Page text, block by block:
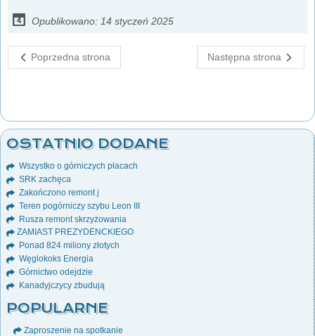
Opublikowano: 14 styczeń 2025
Poprzedna strona Następna strona
OSTATNIO DODANE
Wszystko o górniczych płacach
SRK zachęca
Zakończono remont j
Teren pogórniczy szybu Leon III
Rusza remont skrzyżowania
ZAMIAST PREZYDENCKIEGO
Ponad 824 miliony złotych
Węglokoks Energia
Górnictwo odejdzie
Kanadyjczycy zbudują
POPULARNE
Zaproszenie na spotkanie